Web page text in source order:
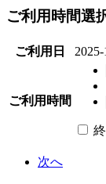
ご利用時間選
ご利用日
ご利用時間
次へ